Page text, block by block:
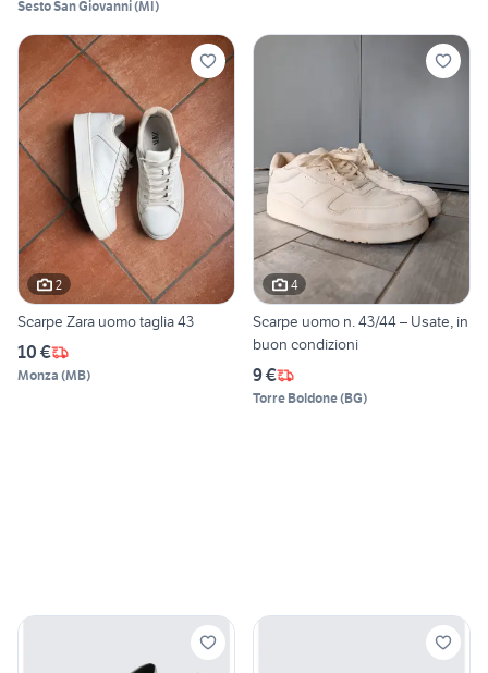
Sesto San Giovanni(MI)
2
Scarpe Zara uomo taglia 43
10 €
Monza (MB)
4
Scarpe uomo n. 43/44 – Usate, in
buon condizioni
9 €
Torre Boldone(BG)